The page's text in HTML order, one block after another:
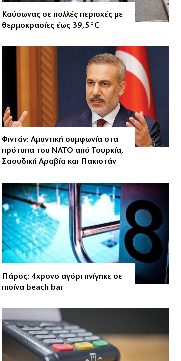
Καύσωνας σε πολλές περιοχές με
θερμοκρασίες έως 39,5°C
Φιντάν: Αμυντική συμφωνία στα
πρότυπα του ΝΑΤΟ από Τουρκία,
Σαουδική Αραβία και Πακιστάν
Πάρος: 4χρονο αγόρι πνίγηκε σε
πισίνα beach bar